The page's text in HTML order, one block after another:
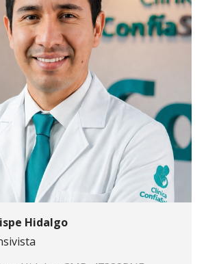
Hidalgo